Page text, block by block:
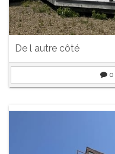
De l autre côté
0